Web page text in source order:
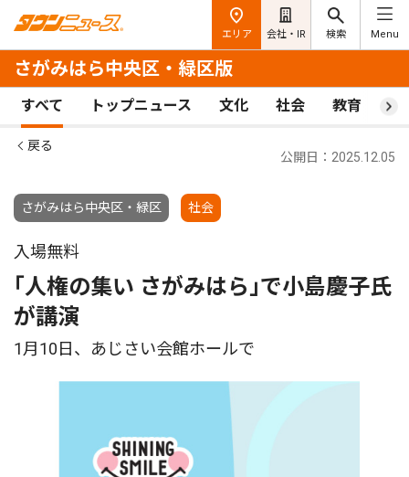
エリア 会社・IR 検索 Menu
さがみはら中央区・緑区版
すべて トップニュース 文化 社会 教育 ス
戻る
さがみはら中央区・緑区 社会
公開日：2025.12.05
入場無料
｢人権の集い さがみはら｣で小島慶子氏
が講演
1月10日、あじさい会館ホールで